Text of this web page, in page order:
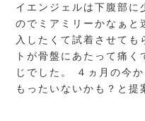
イエンジェルは下腹部に
のでミアミリーかなぁと
入したくて試着させて
トが骨盤にあたって痛
じでした。 ４ヵ月の今
もったいないかも？と提